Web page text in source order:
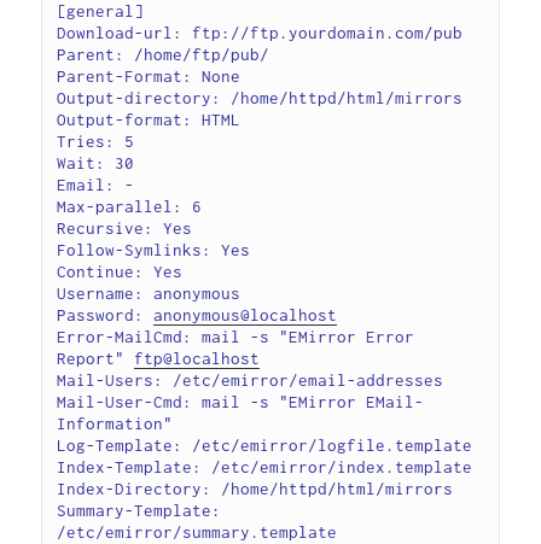
[general]
Download-url: ftp://ftp.yourdomain.com/pub
Parent: /home/ftp/pub/
Parent-Format: None
Output-directory: /home/httpd/html/mirrors
Output-format: HTML
Tries: 5
Wait: 30
Email: -
Max-parallel: 6
Recursive: Yes
Follow-Symlinks: Yes
Continue: Yes
Username: anonymous
Password: anonymous@localhost
Error-MailCmd: mail -s "EMirror Error
Report" ftp@localhost
Mail-Users: /etc/emirror/email-addresses
Mail-User-Cmd: mail -s "EMirror EMail-
Information"
Log-Template: /etc/emirror/logfile.template
Index-Template: /etc/emirror/index.template
Index-Directory: /home/httpd/html/mirrors
Summary-Template:
/etc/emirror/summary.template